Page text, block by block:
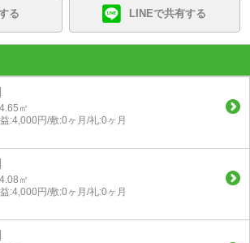
る LINEで共有する
㎡
:4,000円/敷:0ヶ月/礼:0ヶ月
㎡
:4,000円/敷:0ヶ月/礼:0ヶ月